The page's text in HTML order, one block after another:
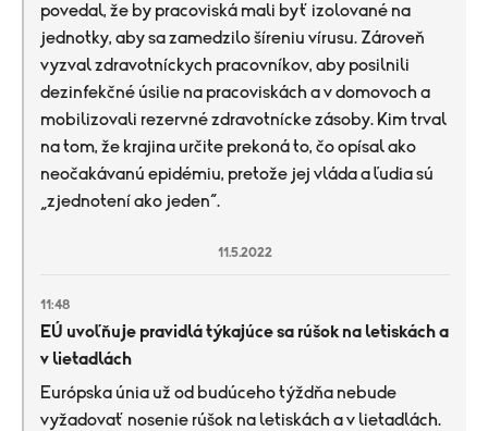
povedal, že by pracoviská mali byť izolované na
jednotky, aby sa zamedzilo šíreniu vírusu. Zároveň
vyzval zdravotníckych pracovníkov, aby posilnili
dezinfekčné úsilie na pracoviskách a v domovoch a
mobilizovali rezervné zdravotnícke zásoby. Kim trval
na tom, že krajina určite prekoná to, čo opísal ako
neočakávanú epidémiu, pretože jej vláda a ľudia sú
„zjednotení ako jeden“.
11.5.2022
11:48
EÚ uvoľňuje pravidlá týkajúce sa rúšok na letiskách a
v lietadlách
Európska únia už od budúceho týždňa nebude
vyžadovať nosenie rúšok na letiskách a v lietadlách.